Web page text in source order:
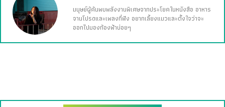
มนุษย์ผู้ค้นพบพลังงานพิเศษจากประโยคในหนังสือ อาหาร
จานโปรดและเพลงที่ฟัง อยากเลี้ยงแมวและตั้งใจว่าจะ
ออกไปมองท้องฟ้าบ่อยๆ